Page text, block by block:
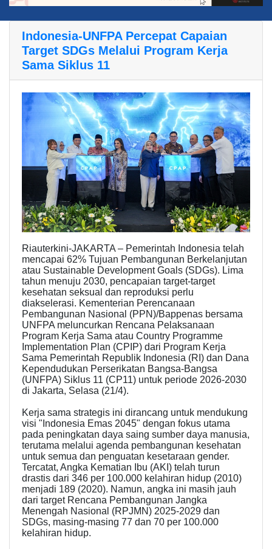
Indonesia-UNFPA Percepat Capaian
Target SDGs Melalui Program Kerja
Sama Siklus 11
Riauterkini-JAKARTA – Pemerintah Indonesia telah
mencapai 62% Tujuan Pembangunan Berkelanjutan
atau Sustainable Development Goals (SDGs). Lima
tahun menuju 2030, pencapaian target-target
kesehatan seksual dan reproduksi perlu
diakselerasi. Kementerian Perencanaan
Pembangunan Nasional (PPN)/Bappenas bersama
UNFPA meluncurkan Rencana Pelaksanaan
Program Kerja Sama atau Country Programme
Implementation Plan (CPIP) dari Program Kerja
Sama Pemerintah Republik Indonesia (RI) dan Dana
Kependudukan Perserikatan Bangsa-Bangsa
(UNFPA) Siklus 11 (CP11) untuk periode 2026-2030
di Jakarta, Selasa (21/4).
Kerja sama strategis ini dirancang untuk mendukung
visi "Indonesia Emas 2045" dengan fokus utama
pada peningkatan daya saing sumber daya manusia,
terutama melalui agenda pembangunan kesehatan
untuk semua dan penguatan kesetaraan gender.
Tercatat, Angka Kematian Ibu (AKI) telah turun
drastis dari 346 per 100.000 kelahiran hidup (2010)
menjadi 189 (2020). Namun, angka ini masih jauh
dari target Rencana Pembangunan Jangka
Menengah Nasional (RPJMN) 2025-2029 dan
SDGs, masing-masing 77 dan 70 per 100.000
kelahiran hidup.